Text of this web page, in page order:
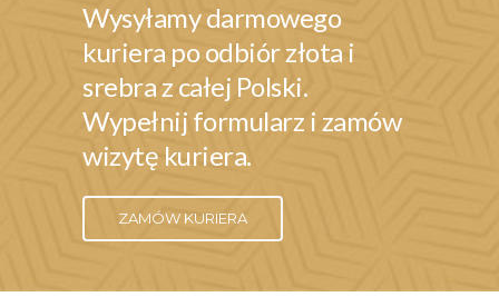
Wysyłamy darmowego
kuriera po odbiór złota i
srebra z całej Polski.
Wypełnij formularz i zamów
wizytę kuriera.
ZAMÓW KURIERA